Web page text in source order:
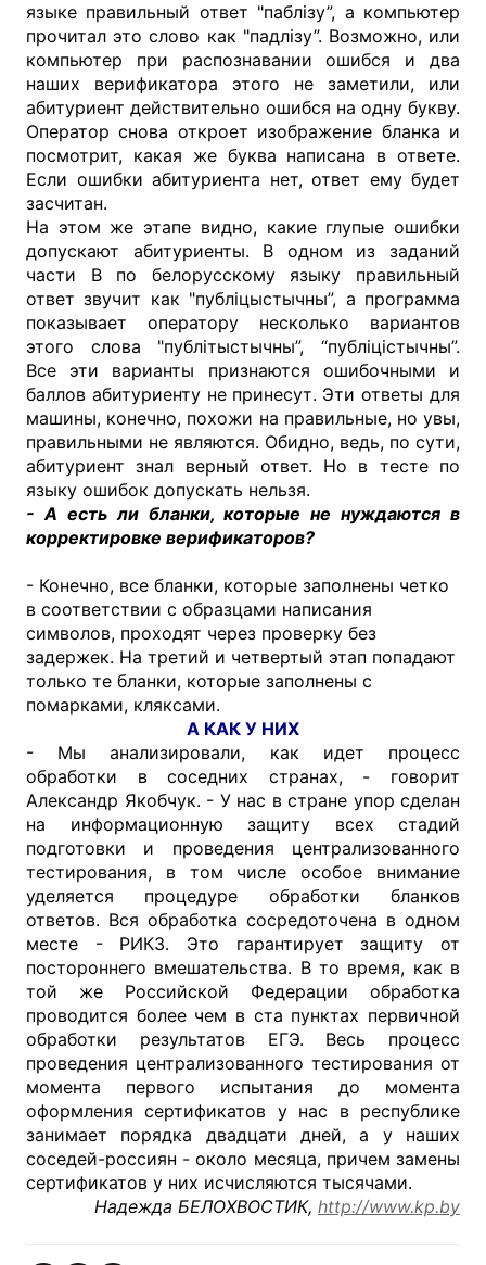
языке правильный ответ "паблізу”, а компьютер
прочитал это слово как "падлізу”. Возможно, или
компьютер при распознавании ошибся и два
наших верификатора этого не заметили, или
абитуриент действительно ошибся на одну букву.
Оператор снова откроет изображение бланка и
посмотрит, какая же буква написана в ответе.
Если ошибки абитуриента нет, ответ ему будет
засчитан.
На этом же этапе видно, какие глупые ошибки
допускают абитуриенты. В одном из заданий
части В по белорусскому языку правильный
ответ звучит как "публіцыстычны”, а программа
показывает оператору несколько вариантов
этого слова "публітыстычны”, “публіцістычны”.
Все эти варианты признаются ошибочными и
баллов абитуриенту не принесут. Эти ответы для
машины, конечно, похожи на правильные, но увы,
правильными не являются. Обидно, ведь, по сути,
абитуриент знал верный ответ. Но в тесте по
языку ошибок допускать нельзя.
- А есть ли бланки, которые не нуждаются в
корректировке верификаторов?
- Конечно, все бланки, которые заполнены четко
в соответствии с образцами написания
символов, проходят через проверку без
задержек. На третий и четвертый этап попадают
только те бланки, которые заполнены с
помарками, кляксами.
А КАК У НИХ
- Мы анализировали, как идет процесс
обработки в соседних странах, - говорит
Александр Якобчук. - У нас в стране упор сделан
на информационную защиту всех стадий
подготовки и проведения централизованного
тестирования, в том числе особое внимание
уделяется процедуре обработки бланков
ответов. Вся обработка сосредоточена в одном
месте - РИКЗ. Это гарантирует защиту от
постороннего вмешательства. В то время, как в
той же Российской Федерации обработка
проводится более чем в ста пунктах первичной
обработки результатов ЕГЭ. Весь процесс
проведения централизованного тестирования от
момента первого испытания до момента
оформления сертификатов у нас в республике
занимает порядка двадцати дней, а у наших
соседей-россиян - около месяца, причем замены
сертификатов у них исчисляются тысячами.
Надежда БЕЛОХВОСТИК, http://www.kp.by